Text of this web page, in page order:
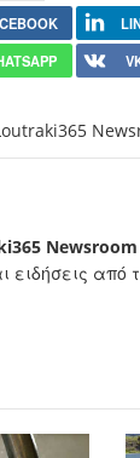
Newsroom
ειδήσεις από